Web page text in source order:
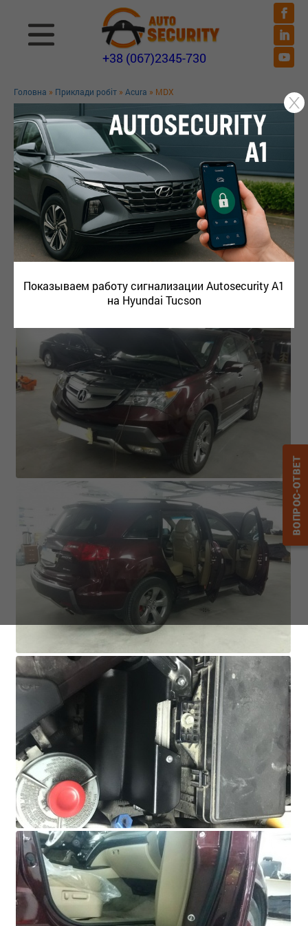
Показываем работу сигнализации Autosecurity A1
на Hyundai Tucson
+38 (067)2345-730
Головна » Приклади робіт » Acura » MDX
MDX